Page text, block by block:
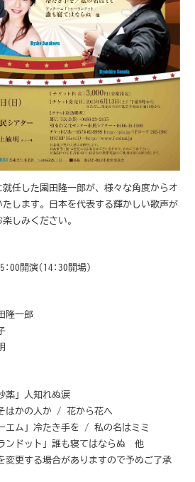
任した園田隆一郎が、様々な角度からオ
します。日本を代表する輝かしい歌声が
しみください。
開演(14:30開場)
隆一郎
薬」人知れぬ涙
はかの人か / 花から花へ
エム」冷たき手を / 私の名はミミ
ンドット」誰も寝てはならぬ 他
変更する場合がありますので予めご了承